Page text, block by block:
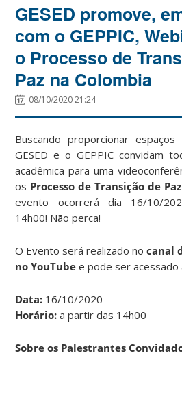
GESED promove,
com o GEPPIC,
o Processo de
Paz na Colombia
08/10/2020 21:24
Buscando proporcionar
GESED e o GEPPIC convidam
acadêmica para uma
os Processo de Transição de
evento ocorrerá dia 16/10/
14h00! Não perca!
O Evento será realizado nocanal
no YouTube e pode ser
Data: 16/10/2020
Horário: a partir das 14h00
Sobre os Palestrantes